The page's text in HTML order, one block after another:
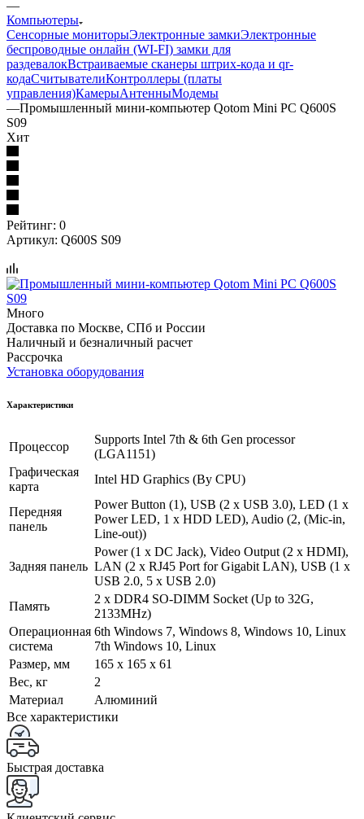
—
Компьютеры
Сенсорные мониторыЭлектронные замкиЭлектронные
беспроводные онлайн (WI-FI) замки для
раздевалокВстраиваемые сканеры штрих-кода и qr-
кодаСчитывателиКонтроллеры (платы
управления)КамерыАнтенныМодемы
—Промышленный мини-компьютер Qotom Mini PC Q600S
S09
Хит
Рейтинг: 0
Артикул: Q600S S09
Много
Доставка по Москве, СПб и России
Наличный и безналичный расчет
Рассрочка
Установка оборудования
Характеристики
Процессор
Supports Intel 7th & 6th Gen processor
(LGA1151)
Графическая
карта
Intel HD Graphics (By CPU)
Передняя
панель
Power Button (1), USB (2 x USB 3.0), LED (1 x
Power LED, 1 x HDD LED), Audio (2, (Mic-in,
Line-out))
Задняя панель
Power (1 x DC Jack), Video Output (2 x HDMI),
LAN (2 x RJ45 Port for Gigabit LAN), USB (1 x
USB 2.0, 5 x USB 2.0)
Память
2 x DDR4 SO-DIMM Socket (Up to 32G,
2133MHz)
Операционная
система
6th Windows 7, Windows 8, Windows 10, Linux
7th Windows 10, Linux
Размер, мм
165 x 165 x 61
Вес, кг
2
Материал
Алюминий
Все характеристики
Быстрая доставка